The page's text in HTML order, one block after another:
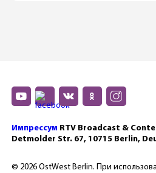
Импрессум RTV Broadcast &
Detmolder Str. 67, 10715 Berlin,
© 2026 OstWest Berlin. При